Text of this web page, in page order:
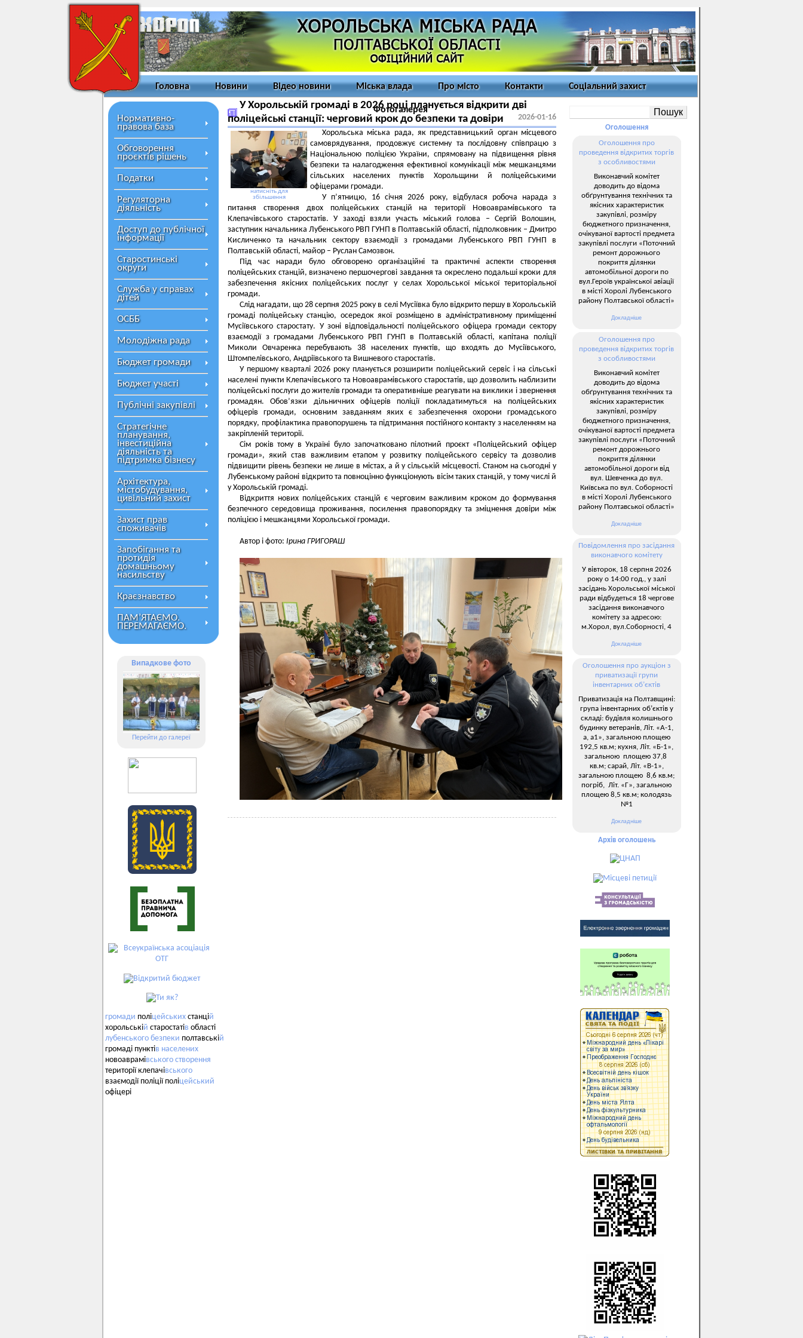
Головна Новини Відео новини Міська влада Про місто Контакти Соціальний захист
Фотогалерея
Нормативно-
правова база
Обговорення
проєктів рішень
Податки
Регуляторна
діяльність
Доступ до публічної
інформації
Старостинські
округи
Служба у справах
дітей
ОСББ
Молодіжна рада
Бюджет громади
Бюджет участі
Публічні закупівлі
Стратегічне
планування,
інвестиційна
діяльність та
підтримка бізнесу
Архітектура,
містобудування,
цивільний захист
Захист прав
споживачів
Запобігання та
протидія
домашньому
насильству
Краєзнавство
ПАМ’ЯТАЄМО.
ПЕРЕМАГАЄМО.
Випадкове фото
Перейти до галереї
громади поліцейських станцій
хорольській старостатів області
лубенського безпеки полтавській
громаді пунктів населених
новоаврамівського створення
території клепачівського
взаємодії поліції поліцейський
офіцері
У Хорольській громаді в 2026 році планується відкрити дві
поліцейські станції: черговий крок до безпеки та довіри
2026-01-16
натисніть для
збільшення
Хорольська міська рада, як представницький орган місцевого
самоврядування, продовжує системну та послідовну співпрацю з
Національною поліцією України, спрямовану на підвищення рівня
безпеки та налагодження ефективної комунікації між мешканцями
сільських населених пунктів Хорольщини й поліцейськими
офіцерами громади.
У п’ятницю, 16 січня 2026 року, відбулася робоча нарада з
питання створення двох поліцейських станцій на території Новоаврамівського та
Клепачівського старостатів. У заході взяли участь міський голова – Сергій Волошин,
заступник начальника Лубенського РВП ГУНП в Полтавській області, підполковник – Дмитро
Кисличенко та начальник сектору взаємодії з громадами Лубенського РВП ГУНП в
Полтавській області, майор – Руслан Самозвон.
Під час наради було обговорено організаційні та практичні аспекти створення
поліцейських станцій, визначено першочергові завдання та окреслено подальші кроки для
забезпечення якісних поліцейських послуг у селах Хорольської міської територіальної
громади.
Слід нагадати, що 28 серпня 2025 року в селі Мусіївка було відкрито першу в Хорольській
громаді поліцейську станцію, осередок якої розміщено в адміністративному приміщенні
Мусіївського старостату. У зоні відповідальності поліцейського офіцера громади сектору
взаємодії з громадами Лубенського РВП ГУНП в Полтавській області, капітана поліції
Миколи Овчаренка перебувають 38 населених пунктів, що входять до Мусіївського,
Штомпелівського, Андріївського та Вишневого старостатів.
У першому кварталі 2026 року планується розширити поліцейський сервіс і на сільські
населені пункти Клепачівського та Новоаврамівського старостатів, що дозволить наблизити
поліцейські послуги до жителів громади та оперативніше реагувати на виклики і звернення
громадян. Обов’язки дільничних офіцерів поліції покладатимуться на поліцейських
офіцерів громади, основним завданням яких є забезпечення охорони громадського
порядку, профілактика правопорушень та підтримання постійного контакту з населенням на
закріпленій території.
Сім років тому в Україні було започатковано пілотний проєкт «Поліцейський офіцер
громади», який став важливим етапом у розвитку поліцейського сервісу та дозволив
підвищити рівень безпеки не лише в містах, а й у сільській місцевості. Станом на сьогодні у
Лубенському районі відкрито та повноцінно функціонують вісім таких станцій, у тому числі й
у Хорольській громаді.
Відкриття нових поліцейських станцій є черговим важливим кроком до формування
безпечного середовища проживання, посилення правопорядку та зміцнення довіри між
поліцією і мешканцями Хорольської громади.
Автор і фото: Ірина ГРИГОРАШ
Оголошення
Оголошення про
проведення відкритих торгів
з особливостями
Виконавчий комітет
доводить до відома
обґрунтування технічних та
якісних характеристик
закупівлі, розміру
бюджетного призначення,
очікуваної вартості предмета
закупівлі послуги «Поточний
ремонт дорожнього
покриття ділянки
автомобільної дороги по
вул.Героїв української авіації
в місті Хоролі Лубенського
району Полтавської області»
Докладніше
Оголошення про
проведення відкритих торгів
з особливостями
Виконавчий комітет
доводить до відома
обґрунтування технічних та
якісних характеристик
закупівлі, розміру
бюджетного призначення,
очікуваної вартості предмета
закупівлі послуги «Поточний
ремонт дорожнього
покриття ділянки
автомобільної дороги від
вул. Шевченка до вул.
Київська по вул. Соборності
в місті Хоролі Лубенського
району Полтавської області»
Докладніше
Повідомлення про засідання
виконавчого комітету
У вівторок, 18 серпня 2026
року о 14:00 год., у залі
засідань Хорольської міської
ради відбудеться 18 чергове
засідання виконавчого
комітету за адресою:
м.Хорол, вул.Соборності, 4
Докладніше
Оголошення про аукціон з
приватизації групи
інвентарних об’єктів
Приватизація на Полтавщині:
група інвентарних об’єктів у
складі: будівля колишнього
будинку ветеранів, Літ. «А-1,
а, а1», загальною площею
192,5 кв.м; кухня, Літ. «Б-1»,
загальною площею 37,8
кв.м; сарай, Літ. «В-1»,
загальною площею 8,6 кв.м;
погріб, Літ. «Г», загальною
площею 8,5 кв.м; колодязь
№1
Докладніше
Архів оголошень